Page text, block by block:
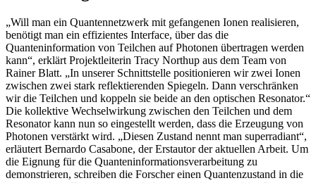
„Will man ein Quantennetzwerk mit gefangenen Ionen realisieren,
benötigt man ein effizientes Interface, über das die
Quanteninformation von Teilchen auf Photonen übertragen werden
kann“, erklärt Projektleiterin Tracy Northup aus dem Team von
Rainer Blatt. „In unserer Schnittstelle positionieren wir zwei Ionen
zwischen zwei stark reflektierenden Spiegeln. Dann verschränken
wir die Teilchen und koppeln sie beide an den optischen Resonator.“
Die kollektive Wechselwirkung zwischen den Teilchen und dem
Resonator kann nun so eingestellt werden, dass die Erzeugung von
Photonen verstärkt wird. „Diesen Zustand nennt man superradiant“,
erläutert Bernardo Casabone, der Erstautor der aktuellen Arbeit. Um
die Eignung für die Quanteninformationsverarbeitung zu
demonstrieren, schreiben die Forscher einen Quantenzustand in die